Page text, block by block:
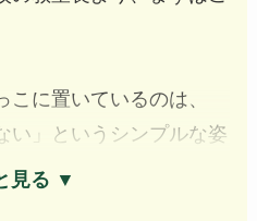
に置いているのは、
い」というシンプルな姿
見る ▼